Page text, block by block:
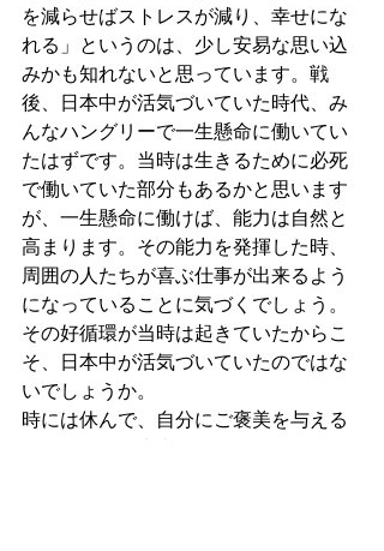
を減らせばストレスが減り、幸せにな
れる」というのは、少し安易な思い込
みかも知れないと思っています。戦
後、日本中が活気づいていた時代、み
んなハングリーで一生懸命に働いてい
たはずです。当時は生きるために必死
で働いていた部分もあるかと思います
が、一生懸命に働けば、能力は自然と
高まります。その能力を発揮した時、
周囲の人たちが喜ぶ仕事が出来るよう
になっていることに気づくでしょう。
その好循環が当時は起きていたからこ
そ、日本中が活気づいていたのではな
いでしょうか。
時には休んで、自分にご褒美を与える